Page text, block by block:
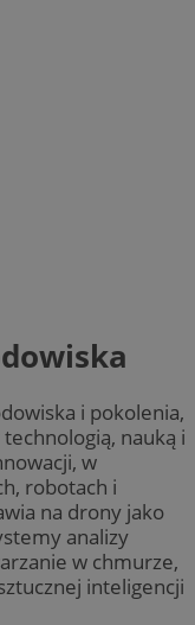
i pokolenia,
nauką i
w
robotach i
na drony jako
analizy
w chmurze,
inteligencji